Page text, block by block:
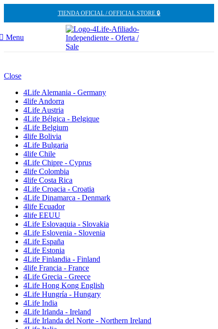
TIENDA OFICIAL / OFFICIAL STORE 🔒
Menu
Close
4Life Alemania - Germany
4life Andorra
4Life Austria
4Life Bélgica - Belgique
4Life Belgium
4life Bolivia
4Life Bulgaria
4life Chile
4Life Chipre - Cyprus
4life Colombia
4life Costa Rica
4Life Croacia - Croatia
4Life Dinamarca - Denmark
4life Ecuador
4life EEUU
4Life Eslovaquia - Slovakia
4Life Eslovenia - Slovenia
4Life España
4Life Estonia
4Life Finlandia - Finland
4life Francia - France
4Life Grecia - Greece
4Life Hong Kong English
4Life Hungría - Hungary
4Life India
4Life Irlanda - Ireland
4Life Irlanda del Norte - Northern Ireland